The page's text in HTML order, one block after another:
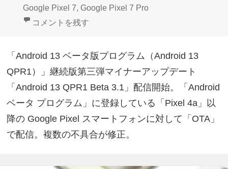
Google Pixel 7, Google Pixel 7 Pro
Google Pixelベータプログラム「Android 13 QPR1
コメントを残す
「Android 13 ベータ版プログラム（Android 13
QPR1）」継続版第三弾マイナーアップデート
「Android 13 QPR1 Beta 3.1」配信開始。「Android
ベータ プログラム」に登録している「Pixel 4a」以
降の Google Pixel スマートフォンに対して「OTA」
で配信。複数の不具合が修正。